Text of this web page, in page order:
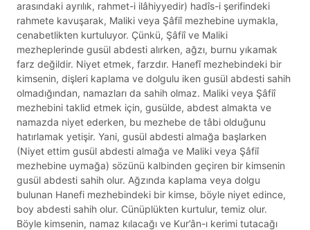
arasındaki ayrılık, rahmet-i ilâhiyyedir) hadîs-i şerifindeki
rahmete kavuşarak, Maliki veya Şâfiî mezhebine uymakla,
cenabetlikten kurtuluyor. Çünkü, Şâfiî ve Maliki
mezheplerinde gusül abdesti alırken, ağzı, burnu yıkamak
farz değildir. Niyet etmek, farzdır. Hanefî mezhebindeki bir
kimsenin, dişleri kaplama ve dolgulu iken gusül abdesti sahih
olmadığından, namazları da sahih olmaz. Maliki veya Şâfiî
mezhebini taklid etmek için, gusülde, abdest almakta ve
namazda niyet ederken, bu mezhebe de tâbi olduğunu
hatırlamak yetişir. Yani, gusül abdesti almağa başlarken
(Niyet ettim gusül abdesti almağa ve Maliki veya Şâfiî
mezhebine uymağa) sözünü kalbinden geçiren bir kimsenin
gusül abdesti sahih olur. Ağzında kaplama veya dolgu
bulunan Hanefi mezhebindeki bir kimse, böyle niyet edince,
boy abdesti sahih olur. Cünüplükten kurtulur, temiz olur.
Böyle kimsenin, namaz kılacağı ve Kur’ân-ı kerimi tutacağı